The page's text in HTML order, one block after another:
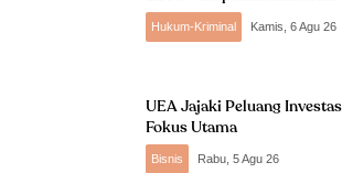
Hukum-Kriminal Kamis, 6 Agu 26
UEA Jajaki Peluang
Fokus Utama
Bisnis Rabu, 5 Agu 26